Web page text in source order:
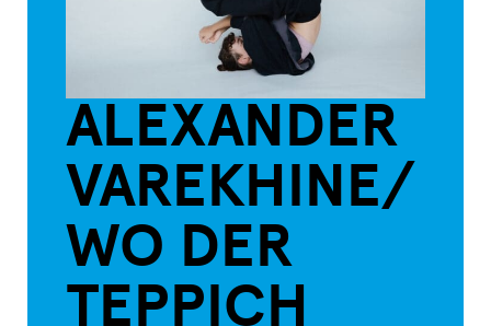
ALEXANDER
VAREKHINE/
WO DER
TEPPICH